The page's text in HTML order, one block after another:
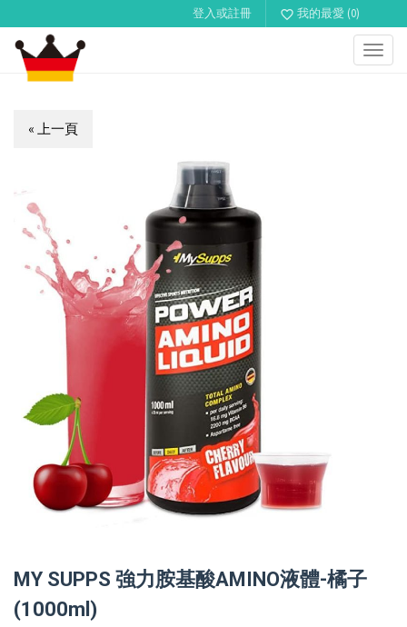
登入或註冊 favorite_border 我的最愛 (0)
« 上一頁
MY SUPPS 強力胺基酸AMINO液體-橘子
(1000ml)